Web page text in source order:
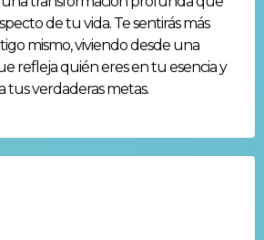
de tu vida. Te sentirás más
mismo, viviendo desde una
refleja quién eres en tu esencia y
tus verdaderas metas.